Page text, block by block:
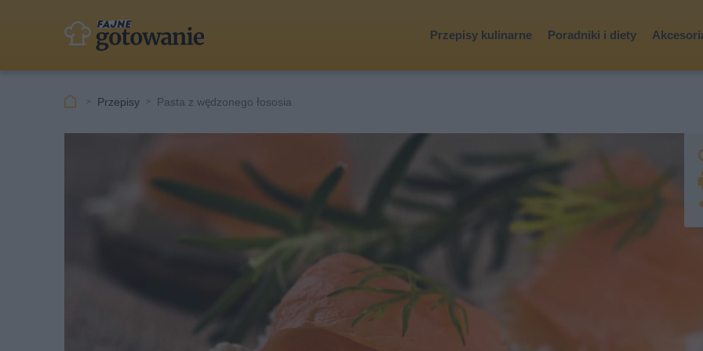
Przepisy kulinarne Poradniki i diety
Przepisy Pasta z wędzonego łososia